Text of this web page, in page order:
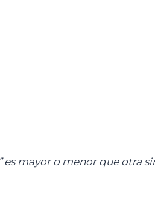
es mayor o menor que otra